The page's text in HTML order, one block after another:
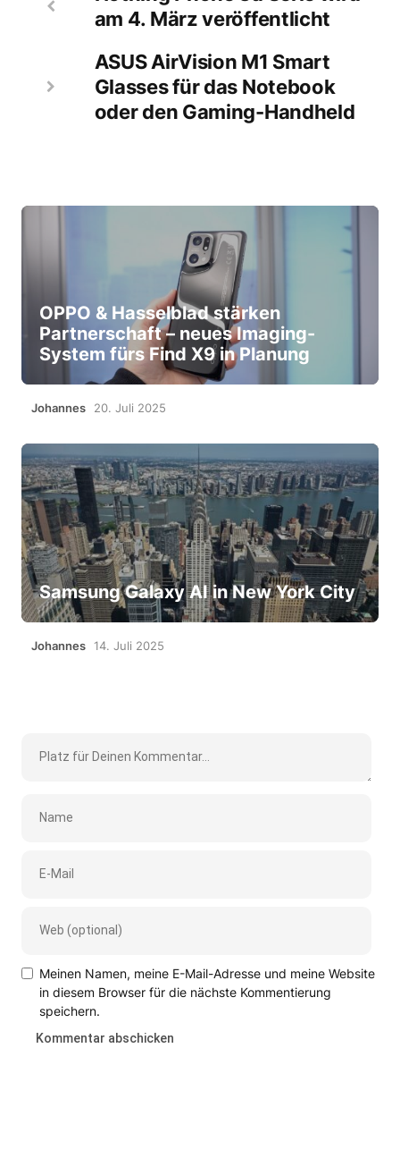
am 4. März veröffentlicht
ASUS AirVision M1 Smart
Glasses für das Notebook
oder den Gaming-Handheld
OPPO & Hasselblad stärken
Partnerschaft – neues Imaging-
System fürs Find X9 in Planung
Johannes 20. Juli 2025
Samsung Galaxy AI in New York City
Johannes 14. Juli 2025
Meinen Namen, meine E-Mail-Adresse und meine Website
in diesem Browser für die nächste Kommentierung
speichern.